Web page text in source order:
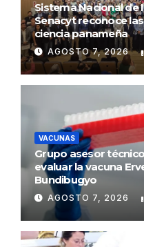
Sistema Nacional de
Senacyt reconoce
ciencia panameña
AGOSTO 7, 2026
VACUNAS
Grupo asesor
evaluar la vacuna
Bundibugyo
AGOSTO 7, 2026